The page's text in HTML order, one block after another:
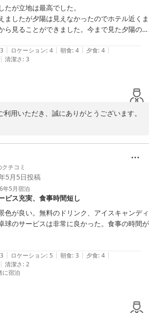
お越しいただいたにもかかわらず、落ち着い
いただけなかったことを大変心苦しく感じて
真摯に受け止め、スタッフへのご案内方法
人おひとりに寄り添ったおもてなしを改め
際に感じていただけた心地よい雰囲気を取り
をお寄せいただき、誠にありがとうござい
お待ちしております。
掛流宿 堂ヶ島温泉ホテル
が立地は最高でした。
ましたが夕陽は見えなかったのでホテル近くま
ら見ることができました。今まで見た夕陽の中
す。
でした。揚げたての天ぷらと鮑がとても美味し
放題もありがたかったです。
よかったのですが、施設の古さが大変気になり
場にはなく着替えていかなくてはいけなかった
ころが2つあったりもう少し設備面を改善して
たいなぁと思いました。
3 | ロケーション: 4 | 朝食: 4 | 夕食: 4 |
| 清潔さ: 3
用いただき、誠にありがとうございます。
おります。
いた夕陽が「今までで一番綺麗」とまで仰っ
どもにとりましても喜ばしい限りでございま
節や天候によって表情が異なりますので、次
には、また違った景色もお楽しみいただけま
天ぷらや鮑、アルコール飲み放題につきま
とのこと、調理スタッフ含め大変励みにな
につきましては、ご不便・ご不快な思いを
ございませんでした。
経年に関するご指摘は、今後の改善課題と
チコミ
5月5日投稿
年5月宿泊
ビス充実、食事時間短し
色が良い。無料のドリンク、アイスキャンディ
球のサービスは非常に良かった。食事の時間が
ように外見はボロボロなので不安になったが、
いる。
離れすぎていて、タオル、コップ無しで紙タオ
った。
天風呂は離れており且つ景色も見えず、シャワ
3 | ロケーション: 5 | 朝食: 3 | 夕食: 4 |
| 清潔さ: 2
に宿泊